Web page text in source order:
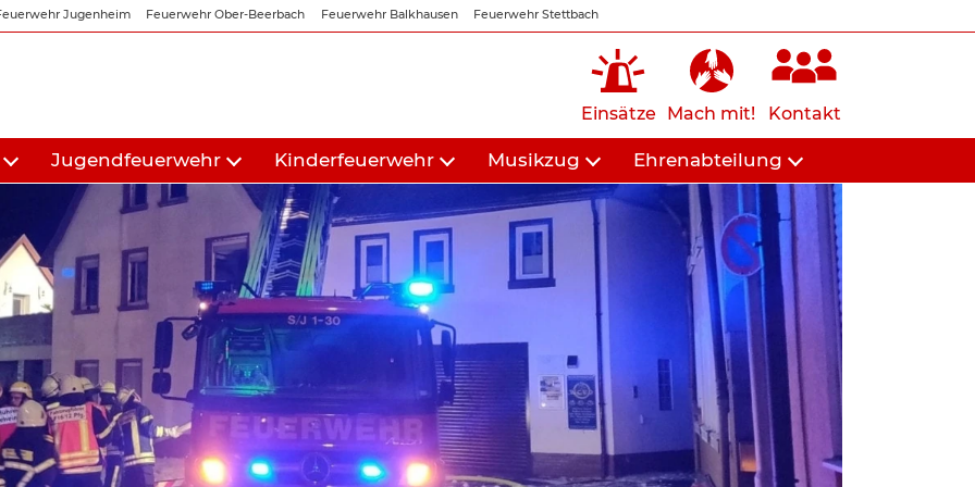
Jugenheim Feuerwehr Ober-Beerbach Feuerwehr Balkhausen Feuerwehr Stettbach
Einsätze Mach mit! Kontakt
Jugendfeuerwehr Kinderfeuerwehr Musikzug Ehrenabteilung